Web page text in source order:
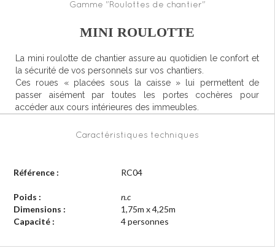
Gamme "Roulottes de chantier"
MINI ROULOTTE
La mini roulotte de chantier assure au quotidien le confort et
la sécurité de vos personnels sur vos chantiers.
Ces roues « placées sous la caisse » lui permettent de
passer aisément par toutes les portes cochères pour
accéder aux cours intérieures des immeubles.
Caractéristiques techniques
Référence : RC04
Poids :
n.c
Dimensions :
1,75m x 4,25m
Capacité :
4 personnes